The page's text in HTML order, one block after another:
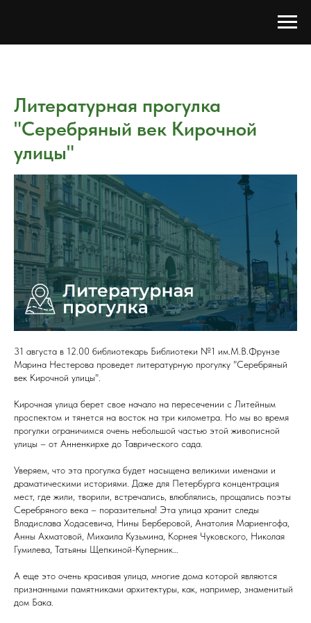
Литературная прогулка
"Серебряный век Кирочной
улицы"
31 августа в 12.00 библиотекарь Библиотеки №1 им.М.В.Фрунзе
Марина Нестерова проведет литературную прогулку "Серебряный
век Кирочной улицы".
Кирочная улица берет свое начало на пересечении с Литейным
проспектом и тянется на восток на три километра. Но мы во время
прогулки ограничимся очень небольшой частью этой живописной
улицы – от Анненкирхе до Таврического сада.
Уверяем, что эта прогулка будет насыщена великими именами и
драматическими историями. Даже для Петербурга концентрация
мест, где жили, творили, встречались, влюблялись, прощались поэты
Серебряного века – поразительна! Эта улица хранит следы
Владислава Ходасевича, Нины Берберовой, Анатолия Мариенгофа,
Анны Ахматовой, Михаила Кузьмина, Корнея Чуковского, Николая
Гумилева, Татьяны Щепкиной-Куперник…
А еще это очень красивая улица, многие дома которой являются
признанными памятниками архитектуры, как, например, знаменитый
дом Бака.